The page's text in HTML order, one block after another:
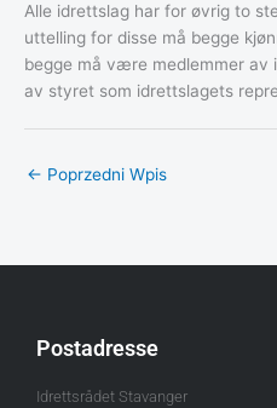
Alle idrettslag har for øvrig to
uttelling for disse må begge
begge må være medlemmer
av styret som idrettslagets
← Poprzedni Wpis
Postadresse
Idrettsrådet Stavanger